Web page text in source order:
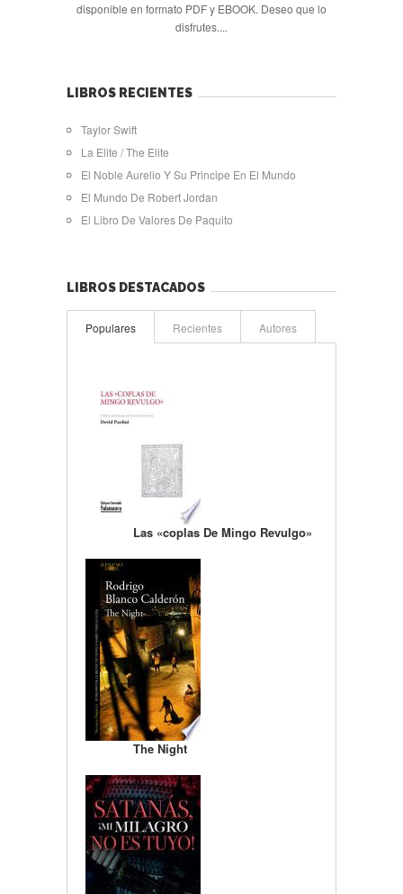
disponible en formato PDF y EBOOK. Deseo que lo
disfrutes....
LIBROS RECIENTES
Taylor Swift
La Elite / The Elite
El Noble Aurelio Y Su Principe En El Mundo
El Mundo De Robert Jordan
El Libro De Valores De Paquito
LIBROS DESTACADOS
Populares Recientes Autores
Las «coplas De Mingo Revulgo»
The Night